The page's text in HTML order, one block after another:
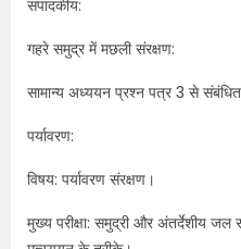
संपादकीय:
गहरे समुद्र में मछली संरक्षण:
सामान्य अध्ययन प्रश्न पत्र 3 से
पर्यावरण:
विषय: पर्यावरण संरक्षण।
मुख्य परीक्षा: समुद्री और अंतर्देशीय